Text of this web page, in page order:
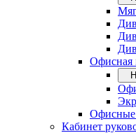
Офисная
Офисные
Кабинет